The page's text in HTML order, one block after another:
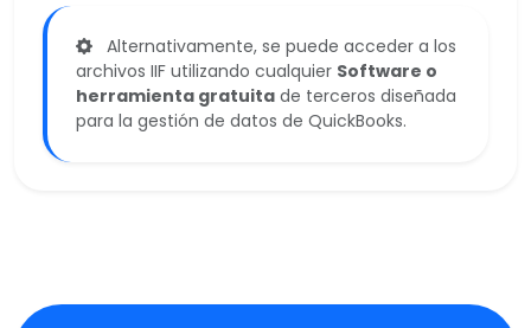
Alternativamente, se puede acceder a los
archivos IIF utilizando cualquier Software o
herramienta gratuita de terceros diseñada
para la gestión de datos de QuickBooks.